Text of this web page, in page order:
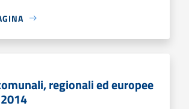
regionali ed europee